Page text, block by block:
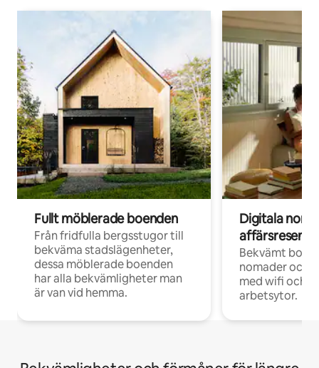
Fullt möblerade boenden
Från fridfulla bergsstugor till
bekväma stadslägenheter,
dessa möblerade boenden
har alla bekvämligheter man
är van vid hemma.
Digitala
Bekvämt
nomader och
med wifi och
arbetsytor.